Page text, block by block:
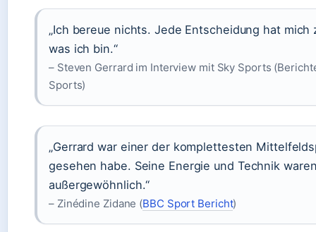
„Ich bereue nichts. Jede Entscheidung hat mich
was ich bin.“
– Steven Gerrard im Interview mit Sky Sports
Sports)
„Gerrard war einer der komplettesten
gesehen habe. Seine Energie und Technik
außergewöhnlich.“
– Zinédine Zidane (BBC Sport Bericht)